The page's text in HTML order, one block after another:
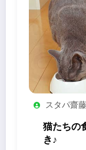
スタパ齋藤
猫たちの
き♪